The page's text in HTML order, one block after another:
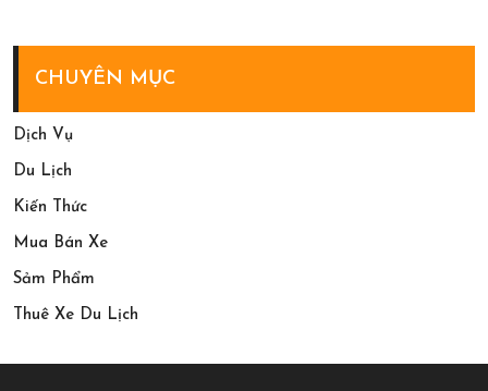
Cách
1
Đêm
CHUYÊN MỤC
Dịch Vụ
Du Lịch
Kiến Thức
Mua Bán Xe
Sảm Phẩm
Thuê Xe Du Lịch